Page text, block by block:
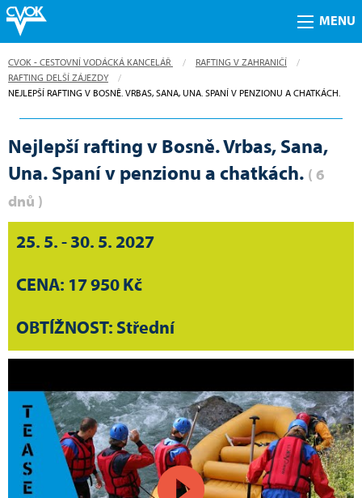
MENU
CVOK - CESTOVNÍ VODÁCKÁ KANCELÁŘ
RAFTING V ZAHRANIČÍ
RAFTING DELŠÍ ZÁJEZDY
CURRENT:
NEJLEPŠÍ RAFTING V BOSNĚ. VRBAS, SANA, UNA. SPANÍ V PENZIONU A CHATKÁCH.
Nejlepší rafting v Bosně. Vrbas, Sana,
Una. Spaní v penzionu a chatkách. ( 6
dnů )
25. 5. - 30. 5. 2027
CENA: 17 950 Kč
OBTÍŽNOST: Střední